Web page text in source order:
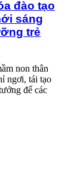
đào tạo
sáng
trẻ
non thân
ngơi, tái tạo
để các
trình, nâng cao